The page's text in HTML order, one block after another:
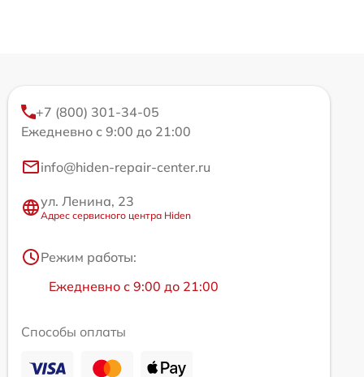
+7 (800) 301-34-05
Ежедневно с 9:00 до 21:00
info@hiden-repair-center.ru
ул. Ленина, 23
Адрес сервисного центра Hiden
Режим работы:
Ежедневно с 9:00 до 21:00
Способы оплаты